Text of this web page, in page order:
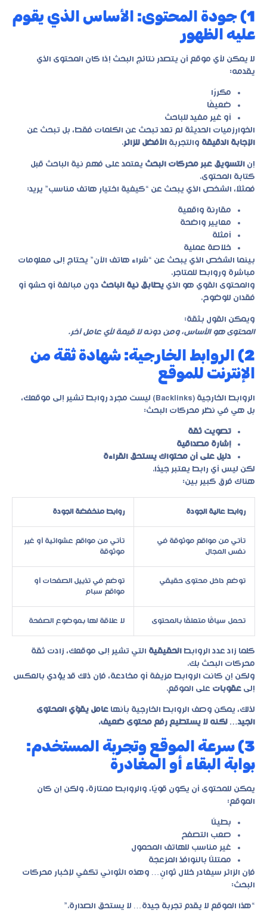
1) جودة المحتوى: الأساس الذي يقوم
عليه الظهور
لا يمكن لأي موقع أن يتصدر نتائج البحث إذا كان المحتوى الذي
يقدمه:
مكررًا
ضعيفًا
أو غير مفيد للباحث
الخوارزميات الحديثة لم تعد تبحث عن الكلمات فقط، بل تبحث عن
الإجابة الدقيقة والتجربة الأفضل للزائر.
إن التسويق عبر محركات البحث يعتمد على فهم نية الباحث قبل
كتابة المحتوى.
فمثلًا، الشخص الذي يبحث عن “كيفية اختيار هاتف مناسب” يريد:
مقارنة واقعية
معايير واضحة
أمثلة
خلاصة عملية
بينما الشخص الذي يبحث عن “شراء هاتف الآن” يحتاج إلى معلومات
مباشرة وروابط للمتاجر.
والمحتوى القوي هو الذي يطابق نية الباحث دون مبالغة أو حشو أو
فقدان للوضوح.
ويمكن القول بثقة:
المحتوى هو الأساس، ومن دونه لا قيمة لأي عامل آخر.
2) الروابط الخارجية: شهادة ثقة من
الإنترنت للموقع
الروابط الخارجية (Backlinks) ليست مجرد روابط تشير إلى موقعك،
بل هي في نظر محركات البحث:
تصويت ثقة
إشارة مصداقية
دليل على أن محتواك يستحق القراءة
لكن ليس أي رابط يعتبر جيدًا.
هناك فرق كبير بين:
روابط عالية الجودة روابط منخفضة الجودة
تأتي من مواقع موثوقة في
نفس المجال
تأتي من مواقع عشوائية أو غير
موثوقة
توضع داخل محتوى حقيقي
توضع في تذييل الصفحات أو
مواقع سبام
تحمل سياقًا متعلقًا بالمحتوى لا علاقة لها بموضوع الصفحة
كلما زاد عدد الروابط الحقيقية التي تشير إلى موقعك، زادت ثقة
محركات البحث بك.
ولكن إن كانت الروابط مزيفة أو مخادعة، فإن ذلك قد يؤدي بالعكس
إلى عقوبات على الموقع.
لذلك، يمكن وصف الروابط الخارجية بأنها عامل يقوّي المحتوى
الجيد… لكنه لا يستطيع رفع محتوى ضعيف.
3) سرعة الموقع وتجربة المستخدم:
بوابة البقاء أو المغادرة
يمكن للمحتوى أن يكون قويًا، والروابط ممتازة، ولكن إن كان
الموقع:
بطيئًا
صعب التصفح
غير مناسب للهاتف المحمول
ممتلئًا بالنوافذ المزعجة
فإن الزائر سيغادر خلال ثوانٍ… وهذه الثواني تكفي لإخبار محركات
البحث:
“هذا الموقع لا يقدم تجربة جيدة… لا يستحق الصدارة.”